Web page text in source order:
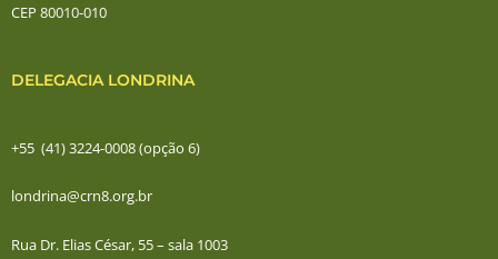
CEP 80010-010
DELEGACIA LONDRINA
+55 (41) 3224-0008 (opção 6)
londrina@crn8.org.br
Rua Dr. Elias César, 55 – sala 1003